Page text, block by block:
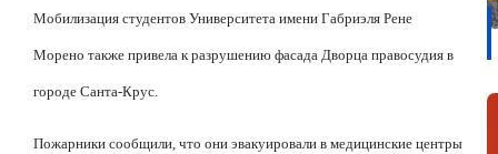
Мобилизация студентов Университета имени Габриэля Рене
Морено также привела к разрушению фасада Дворца правосудия в
городе Санта-Крус.
Пожарники сообщили, что они эвакуировали в медицинские центры